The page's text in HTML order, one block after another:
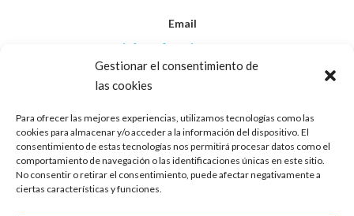
Gestionar el consentimiento de
las cookies
Para ofrecer las mejores experiencias, utilizamos tecnologías como las
cookies para almacenar y/o acceder a la información del dispositivo. El
consentimiento de estas tecnologías nos permitirá procesar datos como el
comportamiento de navegación o las identificaciones únicas en este sitio.
No consentir o retirar el consentimiento, puede afectar negativamente a
ciertas características y funciones.
Email
info@afanasjerez.com
Aviso Legal